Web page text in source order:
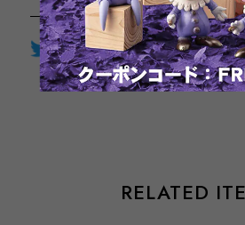
Twitter LINE
通報する
RELATED